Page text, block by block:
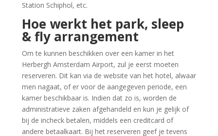
Station Schiphol, etc.
Hoe werkt het park, sleep
& fly arrangement
Om te kunnen beschikken over een kamer in het
Herbergh Amsterdam Airport, zul je eerst moeten
reserveren. Dit kan via de website van het hotel, alwaar
men nagaat, of er voor de aangegeven periode, een
kamer beschikbaar is. Indien dat zo is, worden de
administratieve zaken afgehandeld en kun je gelijk of
bij de incheck betalen, middels een creditcard of
andere betaalkaart. Bij het reserveren geef je tevens